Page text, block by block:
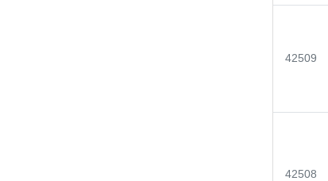
번호
42509
번호
42508